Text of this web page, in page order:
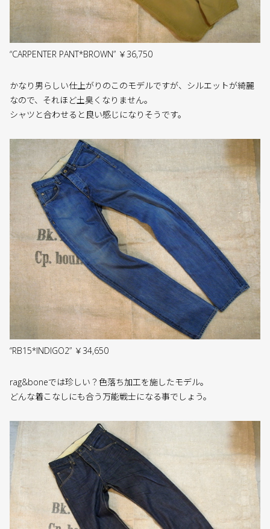
“CARPENTER PANT*BROWN” ￥36,750
かなり男らしい仕上がりのこのモデルですが、シルエットが綺麗
なので、それほど土臭くなりません。
シャツと合わせると良い感じになりそうです。
“RB15*INDIGO2” ￥34,650
rag&boneでは珍しい？色落ち加工を施したモデル。
どんな着こなしにも合う万能戦士になる事でしょう。